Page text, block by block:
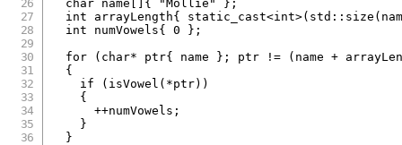
char name { "Mollie" } ;
int arrayLength{ static_cast<int>( std :: size (
int numVowels{ 0 } ;
for
( char* ptr{ name } ; ptr != ( name +
{
if
( isVowel ( *ptr) )
{
++numVowels ;
}
}